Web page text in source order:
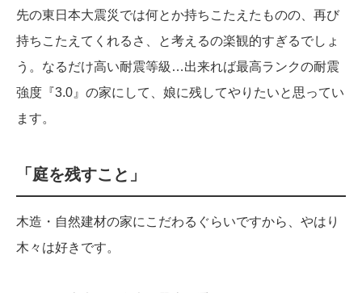
先の東日本大震災では何とか持ちこたえたものの、再び
持ちこたえてくれるさ、と考えるの楽観的すぎるでしょ
う。なるだけ高い耐震等級…出来れば最高ランクの耐震
強度『3.0』の家にして、娘に残してやりたいと思ってい
ます。
「庭を残すこと」
木造・自然建材の家にこだわるぐらいですから、やはり
木々は好きです。